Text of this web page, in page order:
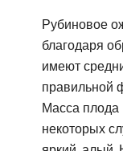
Рубиновое
благодаря
имеют
правильной
Масса плода
некоторых